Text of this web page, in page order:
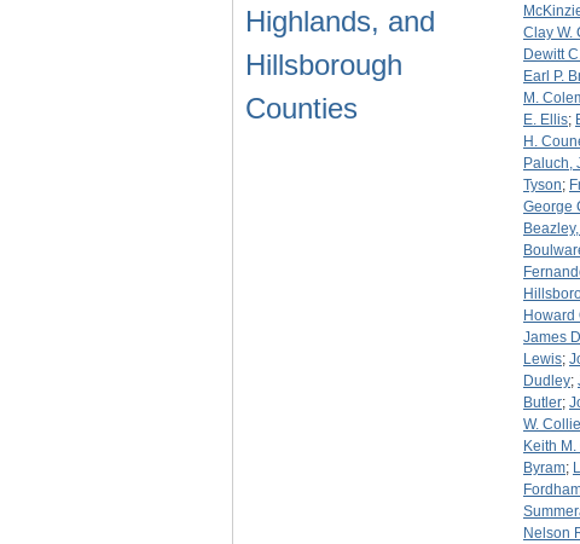
Highlands, and
Hillsborough
Counties
Clay W.
Dewitt
Earl P.
M.
E. Ellis;
H.
Paluch,
Tyson;
George
Howard
James
Lewis;
Dudley;
Butler;
W.
Keith
Byram;
Nelson